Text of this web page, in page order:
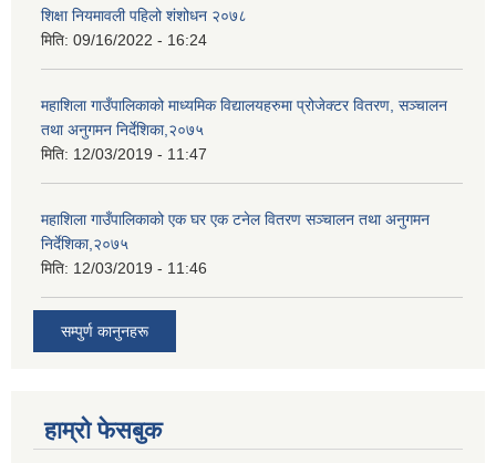
शिक्षा नियमावली पहिलो शंशोधन २०७८
मिति: 09/16/2022 - 16:24
महाशिला गाउँपालिकाको माध्यमिक विद्यालयहरुमा प्रोजेक्टर वितरण, सञ्चालन
तथा अनुगमन निर्देशिका,२०७५
मिति: 12/03/2019 - 11:47
महाशिला गाउँपालिकाको एक घर एक टनेल वितरण सञ्चालन तथा अनुगमन
निर्देशिका,२०७५
मिति: 12/03/2019 - 11:46
सम्पुर्ण कानुनहरू
हाम्रो फेसबुक